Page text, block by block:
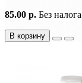
85.00 р. Без
В корзину